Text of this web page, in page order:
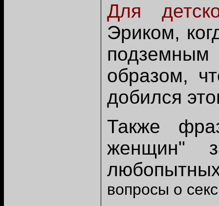
Для
Эриком,
образом,
добился
Также
женщин"
вопросы о